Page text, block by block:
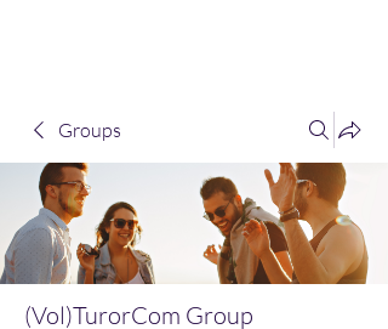
Groups
(Vol)TurorCom Group